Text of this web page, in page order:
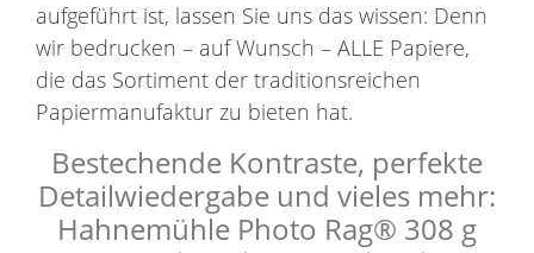
aufgeführt ist, lassen Sie uns das wissen: Denn
wir bedrucken – auf Wunsch – ALLE Papiere,
die das Sortiment der traditionsreichen
Papiermanufaktur zu bieten hat.
Bestechende Kontraste, perfekte
Detailwiedergabe und vieles mehr:
Hahnemühle Photo Rag® 308 g